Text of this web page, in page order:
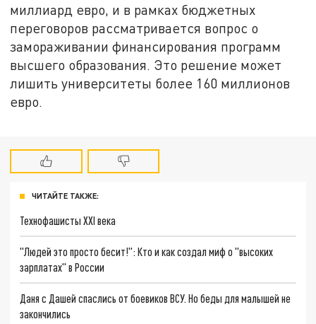
миллиард евро, и в рамках бюджетных
переговоров рассматривается вопрос о
замораживании финансирования программ
высшего образования. Это решение может
лишить университеты более 160 миллионов
евро.
ЧИТАЙТЕ ТАКЖЕ:
Технофашисты XXI века
"Людей это просто бесит!": Кто и как создал миф о "высоких
зарплатах" в России
Даня с Дашей спаслись от боевиков ВСУ. Но беды для малышей не
закончились